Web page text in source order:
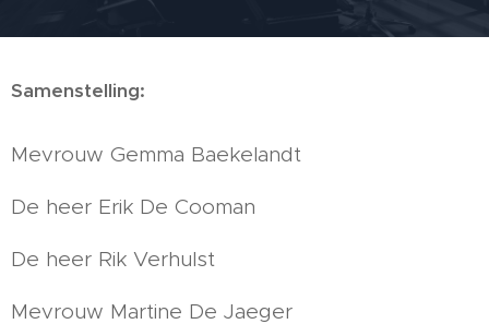
Samenstelling:
Mevrouw Gemma Baekelandt
De heer Erik De Cooman
De heer Rik Verhulst
Mevrouw Martine De Jaeger